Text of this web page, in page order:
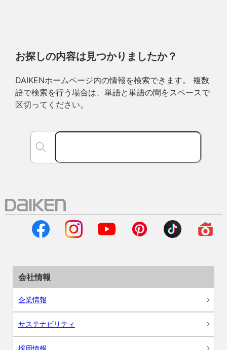
お探しの内容は見つかりましたか？
DAIKENホームページ内の情報を検索できます。 複数
語で検索を行う場合は、単語と単語の間をスペースで
区切ってください。
会社情報
企業情報
サステナビリティ